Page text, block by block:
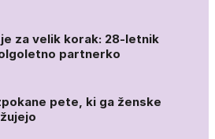
za velik korak: 28-letnik
partnerko
pete, ki ga ženske